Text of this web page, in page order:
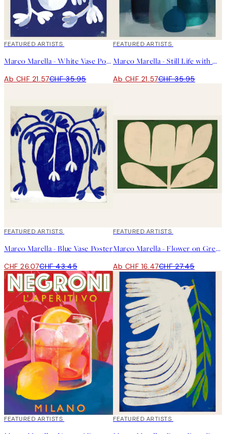
40%*
FEATURED ARTISTS
Marco Marella - White Vase Poster
Ab CHF 21.57CHF 35.95
40%*
FEATURED ARTISTS
Marco Marella - Still Life with Blue Glass Vases Poster
Ab CHF 21.57CHF 35.95
40%*
FEATURED ARTISTS
Marco Marella - Blue Vase Poster
CHF 26.07CHF 43.45
40%*
FEATURED ARTISTS
Marco Marella - Flower on Green Poster
Ab CHF 16.47CHF 27.45
40%*
FEATURED ARTISTS 40%*
FEATURED ARTISTS